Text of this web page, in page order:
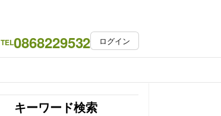
TEL0868229532 ログイン
キーワード検索